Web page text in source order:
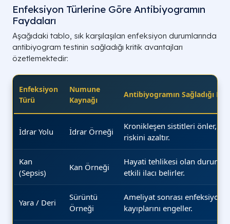
Enfeksiyon Türlerine Göre Antibiyogramın
Faydaları
Aşağıdaki tablo, sık karşılaşılan enfeksiyon durumlarında
antibiyogram testinin sağladığı kritik avantajları
özetlemektedir:
Enfeksiyon
Türü
Numune
Kaynağı
Antibiyogramın Sağladığı
İdrar Yolu İdrar Örneği
Kronikleşen sistitleri önler,
riskini azaltır.
Kan
(Sepsis)
Kan Örneği
Hayati tehlikesi olan
etkili ilacı belirler.
Yara / Deri
Sürüntü
Örneği
Ameliyat sonrası
kayıplarını engeller.